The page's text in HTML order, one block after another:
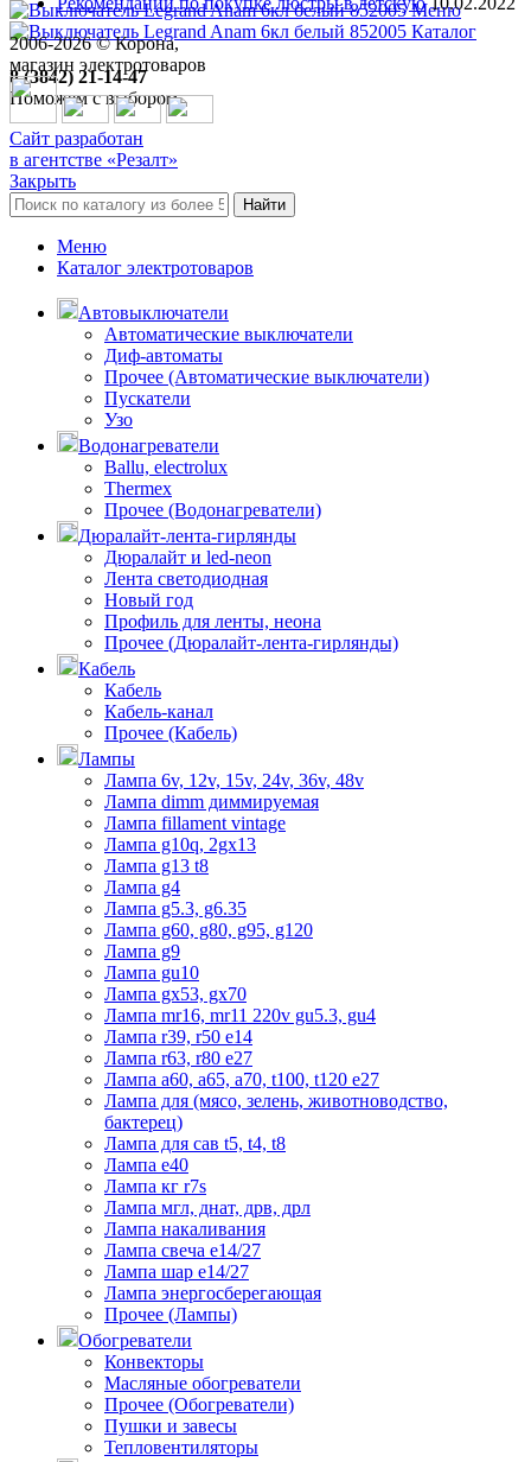
Меню
Каталог
8 (3842) 21-14-47
Поможем с выбором
2006-2026© Корона,
магазин электротоваров
Сайт разработан
в агентстве «Резалт»
Закрыть
Найти
Меню
Каталог электротоваров
Автовыключатели
Автоматические выключатели
Диф-автоматы
Прочее (Автоматические выключатели)
Пускатели
Узо
Водонагреватели
Ballu, electrolux
Thermex
Прочее (Водонагреватели)
Дюралайт-лента-гирлянды
Дюралайт и led-neon
Лента светодиодная
Новый год
Профиль для ленты, неона
Прочее (Дюралайт-лента-гирлянды)
Кабель
Кабель
Кабель-канал
Прочее (Кабель)
Лампы
Лампа 6v, 12v, 15v, 24v, 36v, 48v
Лампа dimm диммируемая
Лампа fillament vintage
Лампа g10q, 2gx13
Лампа g13 t8
Лампа g4
Лампа g5.3, g6.35
Лампа g60, g80, g95, g120
Лампа g9
Лампа gu10
Лампа gx53, gx70
Лампа mr16, mr11 220v gu5.3, gu4
Лампа r39, r50 е14
Лампа r63, r80 е27
Лампа а60, а65, а70, t100, t120 е27
Лампа для (мясо, зелень, животноводство,
бактерец)
Лампа для сав t5, t4, t8
Лампа е40
Лампа кг r7s
Лампа мгл, днат, дрв, дрл
Лампа накаливания
Лампа свеча е14/27
Лампа шар е14/27
Лампа энергосберегающая
Прочее (Лампы)
Обогреватели
Конвекторы
Масляные обогреватели
Прочее (Обогреватели)
Пушки и завесы
Тепловентиляторы